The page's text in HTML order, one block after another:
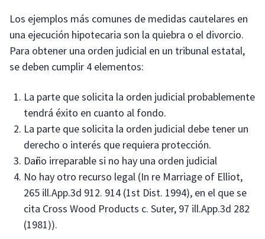
Los ejemplos más comunes de medidas cautelares en
una ejecución hipotecaria son la quiebra o el divorcio.
Para obtener una orden judicial en un tribunal estatal,
se deben cumplir 4 elementos:
La parte que solicita la orden judicial probablemente
tendrá éxito en cuanto al fondo.
La parte que solicita la orden judicial debe tener un
derecho o interés que requiera protección.
Daño irreparable si no hay una orden judicial
No hay otro recurso legal (In re Marriage of Elliot,
265 ill.App.3d 912. 914 (1st Dist. 1994), en el que se
cita Cross Wood Products c. Suter, 97 ill.App.3d 282
(1981)).